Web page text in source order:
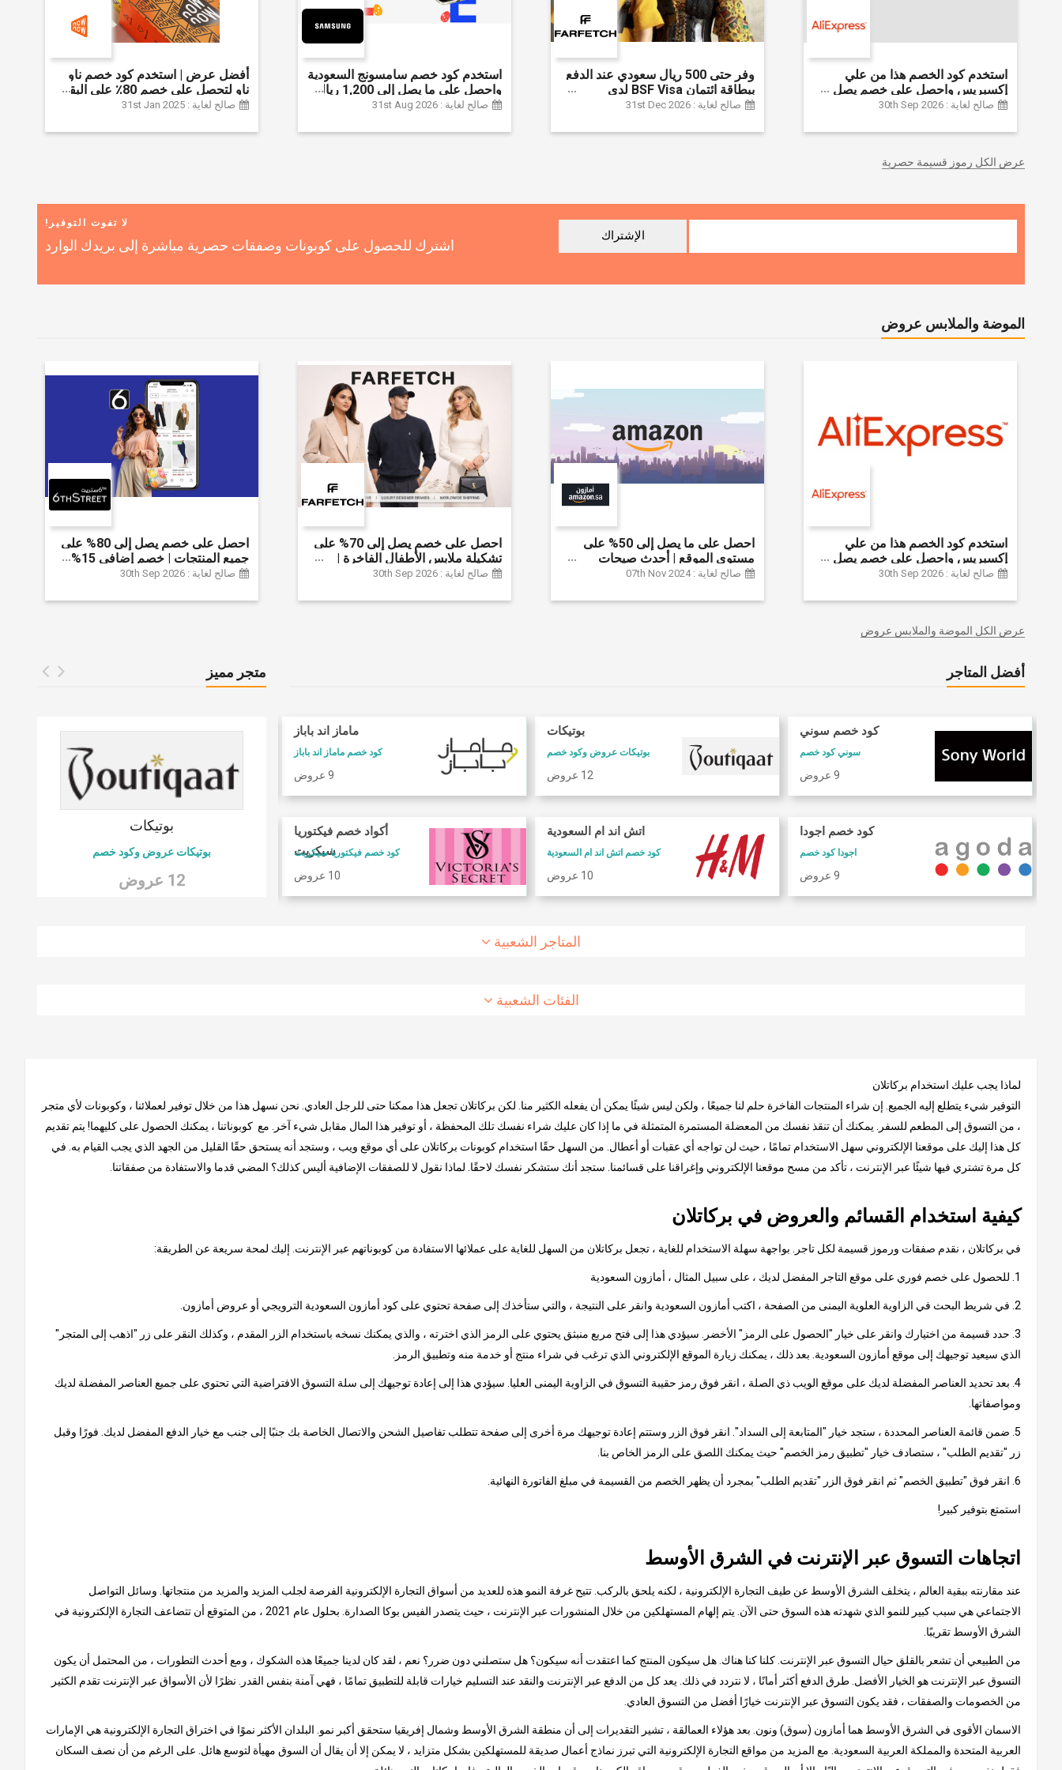
استخدم كود الخصم هذا من علي
إكسبريس واحصل على خصم يصل
إلى 60% على أجهزة الكمبيوتر
بقيمة 155 دولارًا أمريكيًا على الطلبات
| شحن مج
صالح لغاية : 30th Sep 2026
وفر حتى 500 ريال سعودي عند الدفع
ببطاقة ائتمان BSF Visa لدى
Farfetch
صالح لغاية : 31st Dec 2026
استخدم كود خصم سامسونج السعودية
واحصل على ما يصل إلى 1,200 ريال
سعودي + خصم إضافي 6% على
صالح لغاية : 31st Aug 2026
أفضل عرض | استخدم كود خصم ناو
ناو لتحصل على خصم 80٪ على البقالة
| شراء اللحوم والفواكه والأطعمة
خصم إضافي 5٪ | أفضل عرض
صالح لغاية : 31st Jan 2025
عرض الكل رموز قسيمة حصرية
لا تفوت التوفير!
اشترك للحصول على كوبونات وصفقات حصرية مباشرة إلى بريدك الوارد
الإشتراك
الموضة والملابس عروض
استخدم كود الخصم هذا من علي
إكسبريس واحصل على خصم يصل
إلى 60% على أجهزة الكمبيوتر
بقيمة 155 دولارًا أمريكيًا على الطلبات
| شحن مج
صالح لغاية : 30th Sep 2026
احصل على ما يصل إلى 50% على
مستوى الموقع | أحدث صيحات
الموضة والإكسسوارات والأحذية
وغيرها الكثير | ًالشحن مجانا
صالح لغاية : 07th Nov 2024
احصل على خصم يصل إلى 70% على
تشكيلة ملابس الأطفال الفاخرة |
خصم إضافي 20% (يُطبّق الخصم
صالح لغاية : 30th Sep 2026
احصل على خصم يصل إلى 80% على
جميع المنتجات | خصم إضافي 15%
صالح لغاية : 30th Sep 2026
عرض الكل الموضة والملابس عروض
متجر مميز
كود خصم طيران الاتحاد
كود خصم طيران الاتحاد
كود خصم شارع 6
كوبون وكود خصم 6 ستريت
بوتيكات
بوتيكات عروض وكود خصم
12 عروض
أفضل المتاجر
كود خصم سوني
سوني كود خصم
9 عروض
كود خصم اجودا
اجودا كود خصم
9 عروض
بوتيكات
بوتيكات عروض وكود خصم
12 عروض
اتش اند ام السعودية
كود خصم اتش اند ام السعودية
10 عروض
ماماز اند باباز
كود خصم ماماز اند باباز
9 عروض
أكواد خصم فيكتوريا
سيكريت
كود خصم فيكتوريا سيكريت
10 عروض
كوبونات فوغا كلوزيت
كود خصم فوغا كلوسيت
كود خصم امريكان ايجل
المتاجر الشعبية
الفئات الشعبية
لماذا يجب عليك استخدام بركاتلان
التوفير شيء يتطلع إليه الجميع. إن شراء المنتجات الفاخرة حلم لنا جميعًا ، ولكن ليس شيئًا يمكن أن يفعله الكثير منا. لكن بركاتلان تجعل هذا ممكنا حتى للرجل العادي. نحن نسهل هذا من خلال توفير لعملائنا ، وكوبونات لأي متجر
، من التسوق إلى المطعم للسفر. يمكنك أن تنقذ نفسك من المعضلة المستمرة المتمثلة في ما إذا كان عليك شراء نفسك تلك المحفظة ، أو توفير هذا المال مقابل شيء آخر. مع كوبوناتنا ، يمكنك الحصول على كليهما! يتم تقديم
كل هذا إليك على موقعنا الإلكتروني سهل الاستخدام تمامًا ، حيث لن تواجه أي عقبات أو أعطال. من السهل حقًا استخدام كوبونات بركاتلان على أي موقع ويب ، وستجد أنه يستحق حقًا القليل من الجهد الذي يجب القيام به. في
كل مرة تشتري فيها شيئًا عبر الإنترنت ، تأكد من مسح موقعنا الإلكتروني وإغراقنا على قسائمنا. ستجد أنك ستشكر نفسك لاحقًا. لماذا نقول لا للصفقات الإضافية أليس كذلك؟ المضي قدما والاستفادة من صفقاتنا.
كيفية استخدام القسائم والعروض في بركاتلان
في بركاتلان ، نقدم صفقات ورموز قسيمة لكل تاجر. بواجهة سهلة الاستخدام للغاية ، تجعل بركاتلان من السهل للغاية على عملائها الاستفادة من كوبوناتهم عبر الإنترنت. إليك لمحة سريعة عن الطريقة:
1. للحصول على خصم فوري على موقع التاجر المفضل لديك ، على سبيل المثال ، أمازون السعودية
2. في شريط البحث في الزاوية العلوية اليمنى من الصفحة ، اكتب أمازون السعودية وانقر على النتيجة ، والتي ستأخذك إلى صفحة تحتوي على كود أمازون السعودية الترويجي أو عروض أمازون.
3. حدد قسيمة من اختيارك وانقر على خيار "الحصول على الرمز" الأخضر. سيؤدي هذا إلى فتح مربع منبثق يحتوي على الرمز الذي اخترته ، والذي يمكنك نسخه باستخدام الزر المقدم ، وكذلك النقر على زر "اذهب إلى المتجر"
الذي سيعيد توجيهك إلى موقع أمازون السعودية. بعد ذلك ، يمكنك زيارة الموقع الإلكتروني الذي ترغب في شراء منتج أو خدمة منه وتطبيق الرمز.
4. بعد تحديد العناصر المفضلة لديك على موقع الويب ذي الصلة ، انقر فوق رمز حقيبة التسوق في الزاوية اليمنى العليا. سيؤدي هذا إلى إعادة توجيهك إلى سلة التسوق الافتراضية التي تحتوي على جميع العناصر المفضلة لديك
ومواصفاتها.
5. ضمن قائمة العناصر المحددة ، ستجد خيار "المتابعة إلى السداد". انقر فوق الزر وستتم إعادة توجيهك مرة أخرى إلى صفحة تتطلب تفاصيل الشحن والاتصال الخاصة بك جنبًا إلى جنب مع خيار الدفع المفضل لديك. فورًا وقبل
زر "تقديم الطلب" ، ستصادف خيار "تطبيق رمز الخصم" حيث يمكنك اللصق على الرمز الخاص بنا.
6. انقر فوق "تطبيق الخصم" ثم انقر فوق الزر "تقديم الطلب" بمجرد أن يظهر الخصم من القسيمة في مبلغ الفاتورة النهائية.
استمتع بتوفير كبير!
اتجاهات التسوق عبر الإنترنت في الشرق الأوسط
عند مقارنته ببقية العالم ، يتخلف الشرق الأوسط عن طيف التجارة الإلكترونية ، لكنه يلحق بالركب. تتيح غرفة النمو هذه للعديد من أسواق التجارة الإلكترونية الفرصة لجلب المزيد والمزيد من منتجاتها. وسائل التواصل
الاجتماعي هي سبب كبير للنمو الذي شهدته هذه السوق حتى الآن. يتم إلهام المستهلكين من خلال المنشورات عبر الإنترنت ، حيث يتصدر الفيس بوكا الصدارة. بحلول عام 2021 ، من المتوقع أن تتضاعف التجارة الإلكترونية في
الشرق الأوسط تقريبًا.
من الطبيعي أن تشعر بالقلق حيال التسوق عبر الإنترنت. كلنا كنا هناك. هل سيكون المنتج كما اعتقدت أنه سيكون؟ هل ستصلني دون ضرر؟ نعم ، لقد كان لدينا جميعًا هذه الشكوك ، ومع أحدث التطورات ، من المحتمل أن يكون
التسوق عبر الإنترنت هو الخيار الأفضل. طرق الدفع أكثر أمانًا ، لا نتردد في ذلك. يعد كل من الدفع عبر الإنترنت والنقد عند التسليم خيارات قابلة للتطبيق تمامًا ، فهي آمنة بنفس القدر. نظرًا لأن الأسواق عبر الإنترنت تقدم الكثير
من الخصومات والصفقات ، فقد يكون التسوق عبر الإنترنت خيارًا أفضل من التسوق العادي.
الاسمان الأقوى في الشرق الأوسط هما أمازون (سوق) ونون. بعد هؤلاء العمالقة ، تشير التقديرات إلى أن منطقة الشرق الأوسط وشمال إفريقيا ستحقق أكبر نمو. البلدان الأكثر نموًا في اختراق التجارة الإلكترونية هي الإمارات
العربية المتحدة والمملكة العربية السعودية. مع المزيد من مواقع التجارة الإلكترونية التي تبرز نماذج أعمال صديقة للمستهلكين بشكل متزايد ، لا يمكن إلا أن يقال أن السوق مهيأة لتوسع هائل. على الرغم من أن نصف السكان